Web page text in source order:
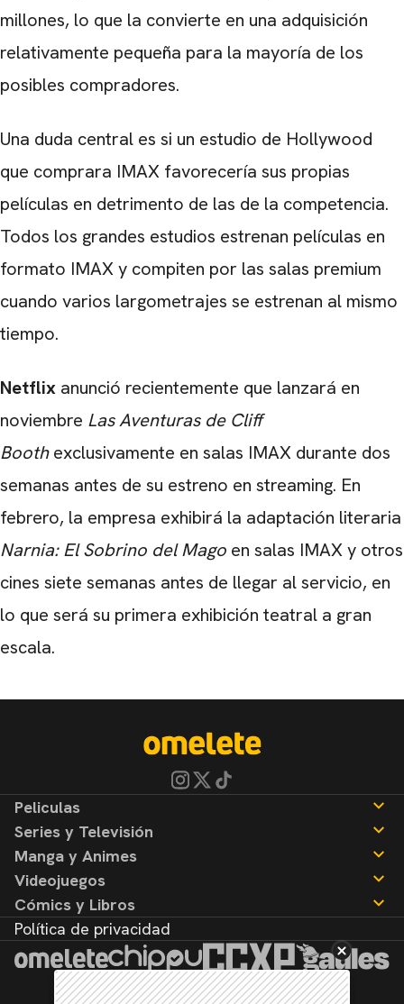
millones, lo que la convierte en una adquisición
relativamente pequeña para la mayoría de los
posibles compradores.
Una duda central es si un estudio de Hollywood
que comprara IMAX favorecería sus propias
películas en detrimento de las de la competencia.
Todos los grandes estudios estrenan películas en
formato IMAX y compiten por las salas premium
cuando varios largometrajes se estrenan al mismo
tiempo.
Netflix anunció recientemente que lanzará en
noviembre Las Aventuras de Cliff
Boothexclusivamente en salas IMAX durante dos
semanas antes de su estreno en streaming. En
febrero, la empresa exhibirá la adaptación literaria
Narnia: El Sobrino del Mago en salas IMAX y otros
cines siete semanas antes de llegar al servicio, en
lo que será su primera exhibición teatral a gran
escala.
Peliculas
Noticias
Reseñas
Series y Televisión
Noticias
Reseñas
Manga y Animes
Noticias
Reseñas
Videojuegos
Noticias
Reseñas
Cómics y Libros
Noticias
Reseñas
Política de privacidad